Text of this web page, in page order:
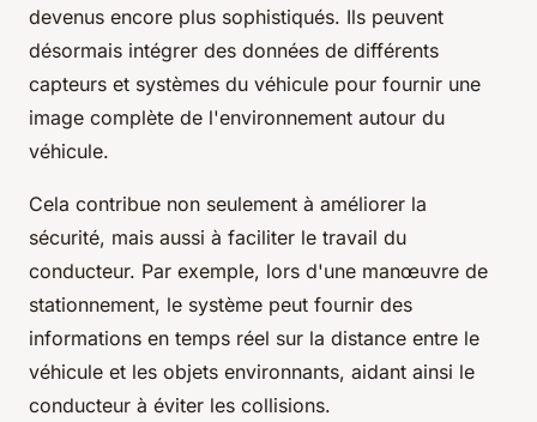
devenus encore plus sophistiqués. Ils peuvent
désormais intégrer des données de différents
capteurs et systèmes du véhicule pour fournir une
image complète de l'environnement autour du
véhicule.
Cela contribue non seulement à améliorer la
sécurité, mais aussi à faciliter le travail du
conducteur. Par exemple, lors d'une manœuvre de
stationnement, le système peut fournir des
informations en temps réel sur la distance entre le
véhicule et les objets environnants, aidant ainsi le
conducteur à éviter les collisions.